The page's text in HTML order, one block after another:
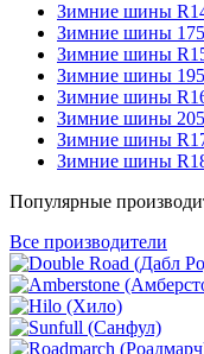
Зимние шины
Зимние шины
Зимние шины
Зимние шины
Зимние шины
Зимние шины
Зимние шины
Зимние шины
Популярные
Все производители